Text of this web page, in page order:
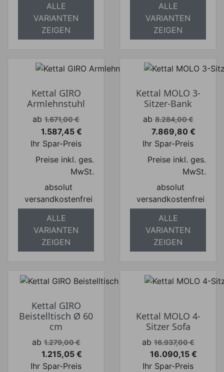
ALLE
VARIANTEN
ZEIGEN
ALLE
VARIANTEN
ZEIGEN
Kettal GIRO
Armlehnstuhl
Verkaufspreis
ab 1.671,00 €
Preis
1.587,45 €
Ihr Spar-Preis
Preise inkl. ges.
MwSt.
absolut
versandkostenfrei
ALLE
VARIANTEN
ZEIGEN
Kettal MOLO 3-
Sitzer-Bank
Verkaufspreis
ab 8.284,00 €
Preis
7.869,80 €
Ihr Spar-Preis
Preise inkl. ges.
MwSt.
absolut
versandkostenfrei
ALLE
VARIANTEN
ZEIGEN
Kettal GIRO
Beistelltisch Ø 60
cm
Verkaufspreis
ab 1.279,00 €
Preis
1.215,05 €
Ihr Spar-Preis
Kettal MOLO 4-
Sitzer Sofa
Verkaufspreis
ab 16.937,00 €
Preis
16.090,15 €
Ihr Spar-Preis